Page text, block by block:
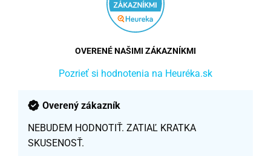
OVERENÉ NAŠIMI ZÁKAZNÍKMI
Pozrieť si hodnotenia na Heuréka.sk
Overený zákazník
NEBUDEM HODNOTIŤ. ZATIAĽ KRATKA
SKUSENOSŤ.